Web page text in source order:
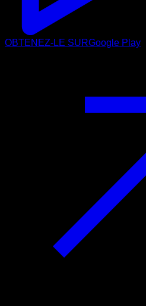
OBTENEZ-LE SURGoogle Play